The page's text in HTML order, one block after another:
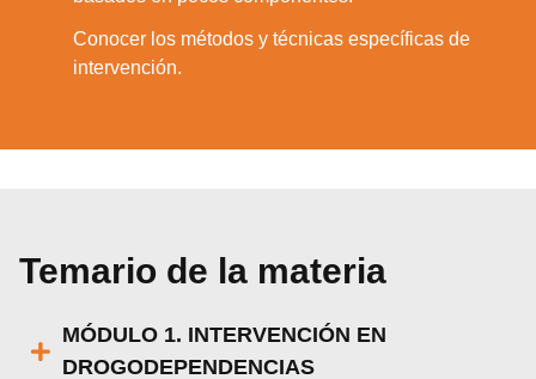
Conocer los métodos y técnicas específicas de
intervención.
Temario de la materia
MÓDULO 1. INTERVENCIÓN EN
DROGODEPENDENCIAS